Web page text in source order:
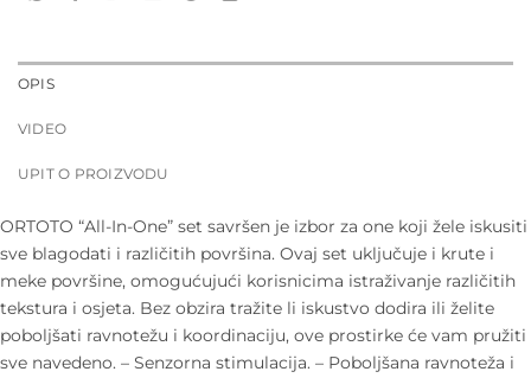
OPIS
VIDEO
UPIT O PROIZVODU
ORTOTO “All-In-One” set savršen je izbor za one koji žele iskusiti
sve blagodati i različitih površina. Ovaj set uključuje i krute i
meke površine, omogućujući korisnicima istraživanje različitih
tekstura i osjeta. Bez obzira tražite li iskustvo dodira ili želite
poboljšati ravnotežu i koordinaciju, ove prostirke će vam pružiti
sve navedeno. – Senzorna stimulacija. – Poboljšana ravnoteža i